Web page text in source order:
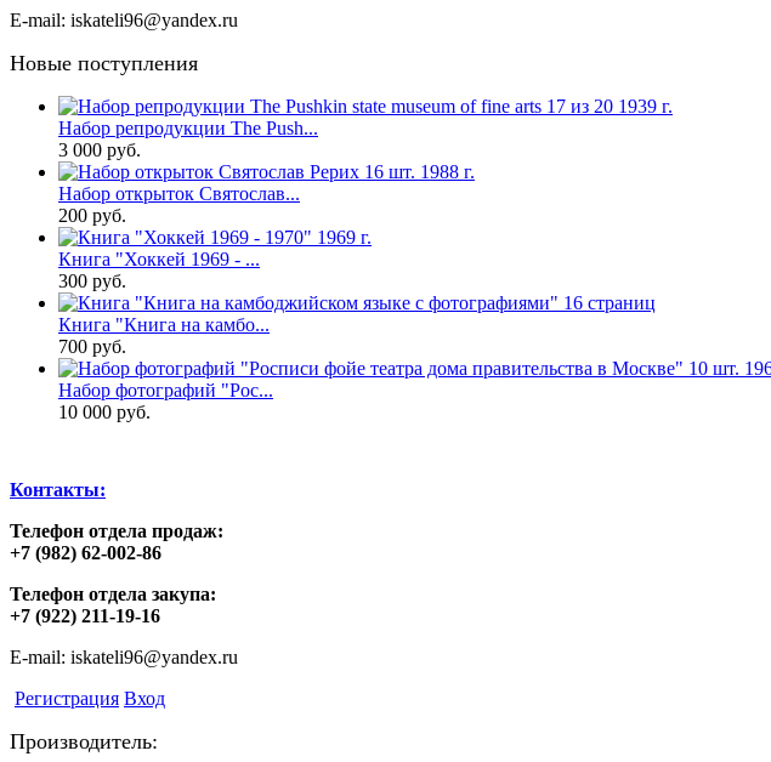
E-mail: iskateli96@yandex.ru
Новые поступления
Набор репродукции The Push...
3 000 руб.
Набор открыток Святослав...
200 руб.
Книга "Хоккей 1969 - ...
300 руб.
Книга "Книга на камбо...
700 руб.
Набор фотографий "Рос...
10 000 руб.
Контакты:
Телефон отдела продаж:
+7 (982) 62-002-86
Телефон отдела закупа:
+7 (922) 211-19-16
E-mail: iskateli96@yandex.ru
Регистрация Вход
Производитель: